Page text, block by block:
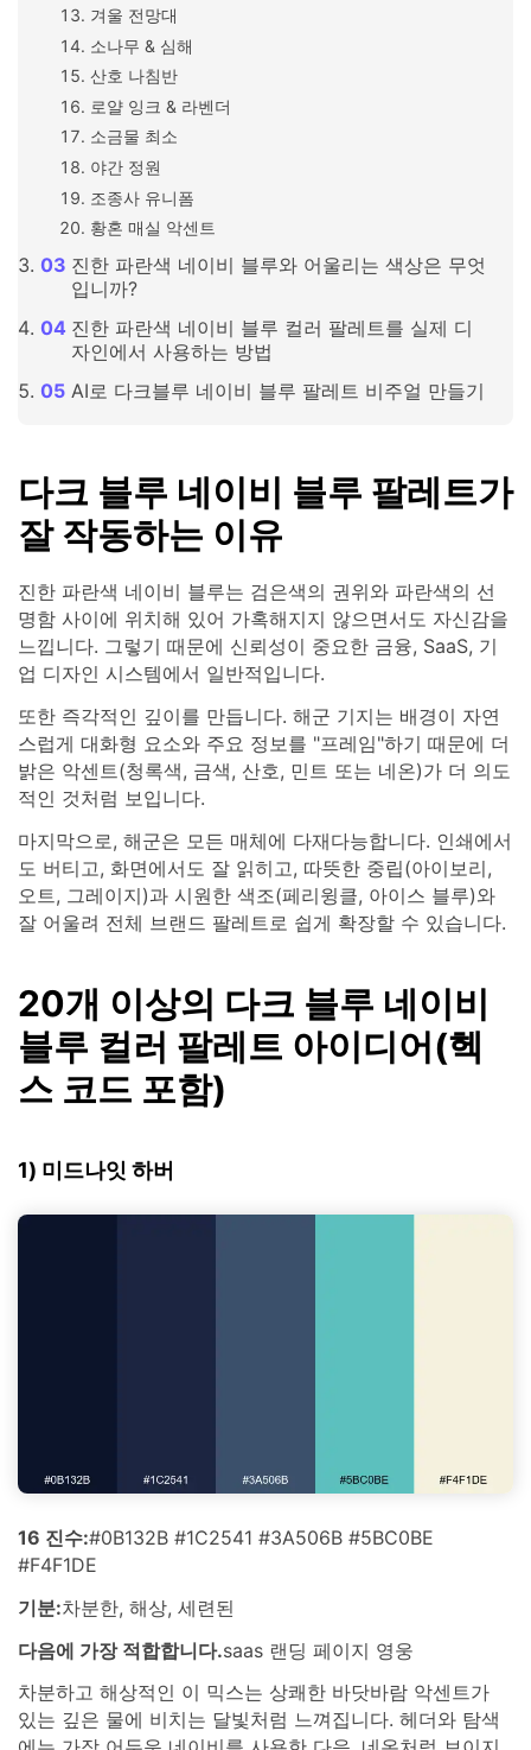
겨울 전망대
소나무 & 심해
산호 나침반
로얄 잉크 & 라벤더
소금물 최소
야간 정원
조종사 유니폼
황혼 매실 악센트
진한 파란색 네이비 블루와 어울리는 색상은 무엇
입니까?
진한 파란색 네이비 블루 컬러 팔레트를 실제 디
자인에서 사용하는 방법
AI로 다크블루 네이비 블루 팔레트 비주얼 만들기
다크 블루 네이비 블루 팔레트가
잘 작동하는 이유
진한 파란색 네이비 블루는 검은색의 권위와 파란색의 선
명함 사이에 위치해 있어 가혹해지지 않으면서도 자신감을
느낍니다. 그렇기 때문에 신뢰성이 중요한 금융, SaaS, 기
업 디자인 시스템에서 일반적입니다.
또한 즉각적인 깊이를 만듭니다. 해군 기지는 배경이 자연
스럽게 대화형 요소와 주요 정보를 "프레임"하기 때문에 더
밝은 악센트(청록색, 금색, 산호, 민트 또는 네온)가 더 의도
적인 것처럼 보입니다.
마지막으로, 해군은 모든 매체에 다재다능합니다. 인쇄에서
도 버티고, 화면에서도 잘 읽히고, 따뜻한 중립(아이보리,
오트, 그레이지)과 시원한 색조(페리윙클, 아이스 블루)와
잘 어울려 전체 브랜드 팔레트로 쉽게 확장할 수 있습니다.
20개 이상의 다크 블루 네이비
블루 컬러 팔레트 아이디어(헥
스 코드 포함)
1) 미드나잇 하버
16 진수:#0B132B #1C2541 #3A506B #5BC0BE
#F4F1DE
기분:차분한, 해상, 세련된
다음에 가장 적합합니다.saas 랜딩 페이지 영웅
차분하고 해상적인 이 믹스는 상쾌한 바닷바람 악센트가
있는 깊은 물에 비치는 달빛처럼 느껴집니다. 헤더와 탐색